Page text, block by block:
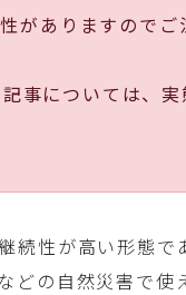
がありますのでご
事については、実
続性が高い形態で
どの自然災害で使